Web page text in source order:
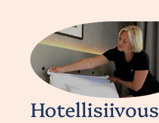
Hotellisiivous